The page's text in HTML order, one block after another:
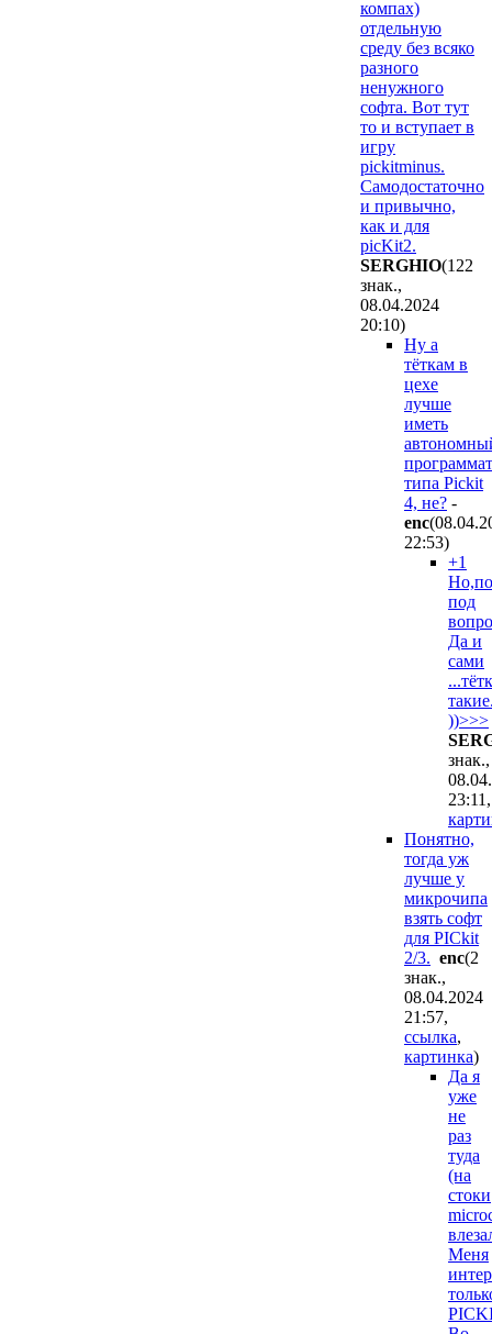
компах)
отдельную
среду без всяко
разного
ненужного
софта. Вот тут
то и вступает в
игру
pickitminus.
Самодостаточно
и привычно,
как и для
picKit2.
SERGHIO(122
знак.,
08.04.2024
20:10)
Ну а
тёткам в
цехе
лучше
иметь
типа Pickit
4, не? -
enc
22:53)
+1
под
Да и
сами
))>>>
знак.,
23:11 ,
Понятно,
тогда уж
лучше у
микрочипа
взять софт
для PICkit
2/3. enc(2
знак.,
08.04.2024
21:57,
ссылка,
картинка)
Да я
уже
не
раз
туда
(на
стоки
Меня